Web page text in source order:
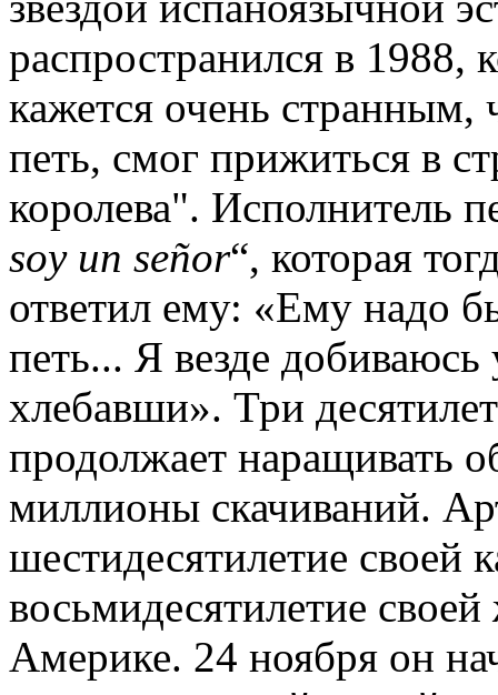
распространился в 1988,
кажется очень странным,
петь, смог прижиться в
королева". Исполнитель
soy un señor“, которая
ответил ему: «Ему надо
петь... Я везде
хлебавши». Три
продолжает наращивать
миллионы скачиваний.
шестидесятилетие своей
восьмидесятилетие
Америке. 24 ноября он